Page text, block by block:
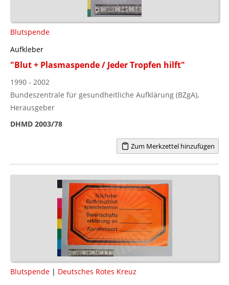
Blutspende
Aufkleber
"Blut + Plasmaspende / Jeder Tropfen hilft"
1990 - 2002
Bundeszentrale für gesundheitliche Aufklärung (BZgA),
Herausgeber
DHMD 2003/78
Zum Merkzettel hinzufügen
Blutspende | Deutsches Rotes Kreuz